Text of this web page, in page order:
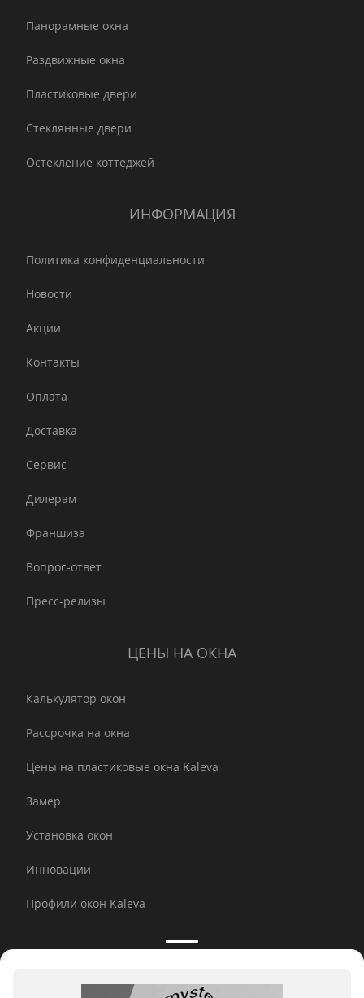
Панорамные окна
Раздвижные окна
Пластиковые двери
Стеклянные двери
Остекление коттеджей
ИНФОРМАЦИЯ
Политика конфиденциальности
Новости
Акции
Контакты
Оплата
Доставка
Сервис
Дилерам
Франшиза
Вопрос-ответ
Пресс-релизы
ЦЕНЫ НА ОКНА
Калькулятор окон
Рассрочка на окна
Цены на пластиковые окна Kaleva
Замер
Установка окон
Инновации
Профили окон Kaleva
Принимаем к оплате: